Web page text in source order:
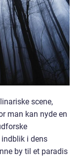
scene,
man kan nyde en
i dens
by til et paradis